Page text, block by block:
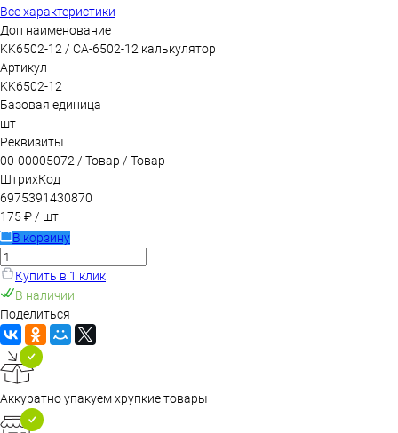
Все характеристики
Доп наименование
KK6502-12 / CA-6502-12 калькулятор
Артикул
KK6502-12
Базовая единица
шт
Реквизиты
00-00005072 / Товар / Товар
ШтрихКод
6975391430870
175 ₽ / шт
В корзину
Купить в 1 клик
В наличии
Поделиться
Аккуратно упакуем хрупкие товары